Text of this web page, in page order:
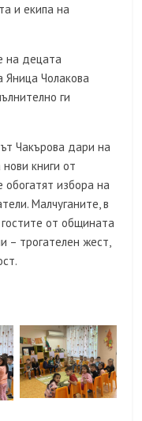
и екипа на
на децата
Яница Чолакова
ги
Чакърова дари на
книги от
обогатят избора на
Малчуганите, в
от общината
– трогателен жест,